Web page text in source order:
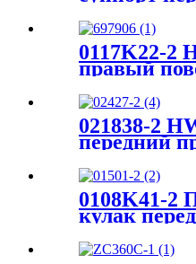
0117K22-2
правый
Chevrolet
1999-2007
021838-2
передний
B5404:Ford
Lobo 2011-
0108K41-2
кулак
698-266:
2005-2019,